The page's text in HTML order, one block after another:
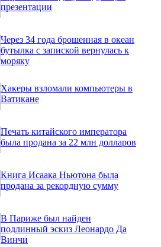
презентации
Через 34 года брошенная в океан
бутылка с запиской вернулась к
моряку
Хакеры взломали компьютеры в
Ватикане
Печать китайского императора
была продана за 22 млн долларов
Книга Исаака Ньютона была
продана за рекордную сумму
В Париже был найден
подлинный эскиз Леонардо Да
Винчи